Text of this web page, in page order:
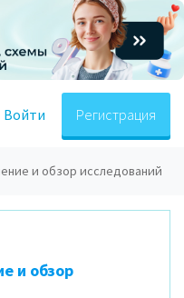
Войти Регистрация
и обзор исследований
и обзор